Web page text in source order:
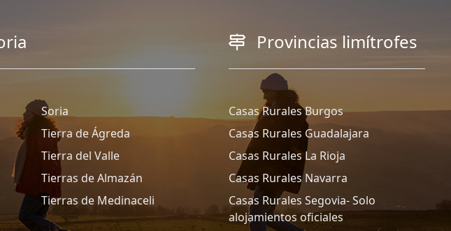
Soria
Tierra de Ágreda
Tierra del Valle
Tierras de Almazán
Tierras de Medinaceli
Provincias limítrofes
Casas Rurales Burgos
Casas Rurales Guadalajara
Casas Rurales La Rioja
Casas Rurales Navarra
Casas Rurales Segovia- Solo
alojamientos oficiales